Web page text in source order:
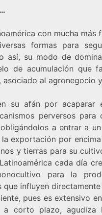
con mucha
formas para
así, su modo de
de acumulación que
asociado al agronegocio
su afán por
perversos
a entrar a
exportación por
y tierras para su
cada día
para la
que influyen
pues es extensivo
corto plazo, agudiza